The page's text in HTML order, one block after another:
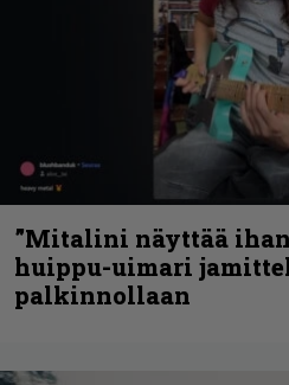
”Mitalini näyttää
huippu-uimari
palkinnollaan